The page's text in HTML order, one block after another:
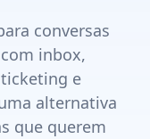
conversas
inbox,
e
alternativa
que querem